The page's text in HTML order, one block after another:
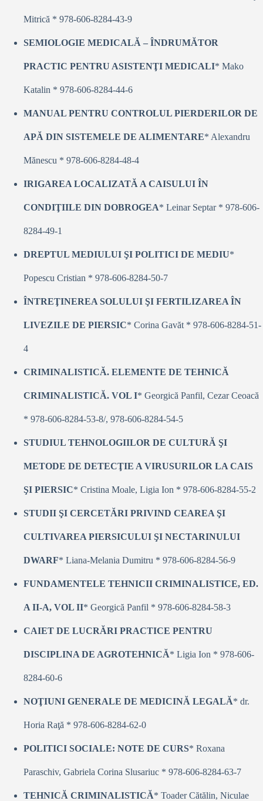
Mitrică * 978-606-8284-43-9
SEMIOLOGIE MEDICALĂ – ÎNDRUMĂTOR
PRACTIC PENTRU ASISTENŢI MEDICALI* Mako
Katalin * 978-606-8284-44-6
MANUAL PENTRU CONTROLUL PIERDERILOR DE
APĂ DIN SISTEMELE DE ALIMENTARE* Alexandru
Mănescu * 978-606-8284-48-4
IRIGAREA LOCALIZATĂ A CAISULUI ÎN
CONDIŢIILE DIN DOBROGEA* Leinar Septar * 978-606-
8284-49-1
DREPTUL MEDIULUI ŞI POLITICI DE MEDIU*
Popescu Cristian * 978-606-8284-50-7
ÎNTREŢINEREA SOLULUI ŞI FERTILIZAREA ÎN
LIVEZILE DE PIERSIC* Corina Gavăt * 978-606-8284-51-
4
CRIMINALISTICĂ. ELEMENTE DE TEHNICĂ
CRIMINALISTICĂ. VOL I* Georgică Panfil, Cezar Ceoacă
* 978-606-8284-53-8/, 978-606-8284-54-5
STUDIUL TEHNOLOGIILOR DE CULTURĂ ŞI
METODE DE DETECŢIE A VIRUSURILOR LA CAIS
ŞI PIERSIC* Cristina Moale, Ligia Ion * 978-606-8284-55-2
STUDII ŞI CERCETĂRI PRIVIND CEAREA ŞI
CULTIVAREA PIERSICULUI ŞI NECTARINULUI
DWARF* Liana-Melania Dumitru * 978-606-8284-56-9
FUNDAMENTELE TEHNICII CRIMINALISTICE, ED.
A II-A, VOL II* Georgică Panfil * 978-606-8284-58-3
CAIET DE LUCRĂRI PRACTICE PENTRU
DISCIPLINA DE AGROTEHNICĂ* Ligia Ion * 978-606-
8284-60-6
NOŢIUNI GENERALE DE MEDICINĂ LEGALĂ* dr.
Horia Raţă * 978-606-8284-62-0
POLITICI SOCIALE: NOTE DE CURS* Roxana
Paraschiv, Gabriela Corina Slusariuc * 978-606-8284-63-7
TEHNICĂ CRIMINALISTICĂ* Toader Cătălin, Niculae